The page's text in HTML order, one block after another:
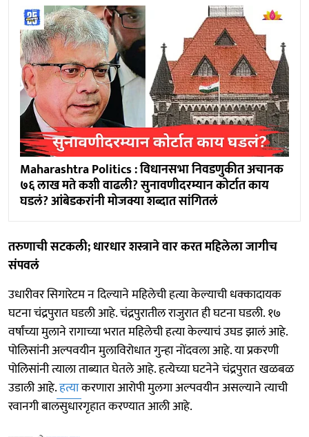
Maharashtra Politics : विधानसभा निवडणुकीत अचानक
७६ लाख मते कशी वाढली? सुनावणीदरम्यान कोर्टात काय
घडलं? आंबेडकरांनी मोजक्या शब्दात सांगितलं
तरुणाची सटकली; धारधार शस्त्राने वार करत महिलेला जागीच
संपवलं
उधारीवर सिगारेटम न दिल्याने महिलेची हत्या केल्याची धक्कादायक
घटना चंद्रपुरात घडली आहे. चंद्रपुरातील राजुरात ही घटना घडली. १७
वर्षांच्या मुलाने रागाच्या भरात महिलेची हत्या केल्याचं उघड झालं आहे.
पोलिसांनी अल्पवयीन मुलाविरोधात गुन्हा नोंदवला आहे. या प्रकरणी
पोलिसांनी त्याला ताब्यात घेतले आहे. हत्येच्या घटनेने चंद्रपुरात खळबळ
उडाली आहे.हत्याकरणारा आरोपी मुलगा अल्पवयीन असल्याने त्याची
रवानगी बालसुधारगृहात करण्यात आली आहे.